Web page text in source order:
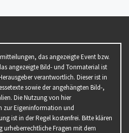
das angezeigte Event bzw.
angezeigte Bild- und Tonmaterial ist
verantwortlich. Dieser ist in
sowie der angehängten Bild-,
Die Nutzung von hier
zur Eigeninformation und
ist in der Regel kostenfrei. Bitte klären
urheberrechtliche Fragen mit dem